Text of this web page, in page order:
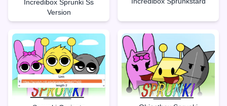
Incredibox Sprunki Ss
Version